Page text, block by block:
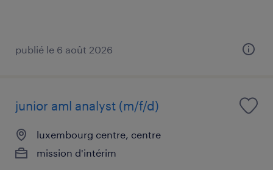
publié le 6 août 2026
junior aml analyst (m/f/d)
luxembourg centre, centre
mission d'intérim